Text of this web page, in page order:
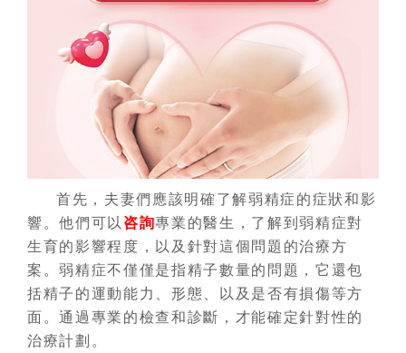
首先，夫妻們應該明確了解弱精症的症狀和影
響。他們可以 咨詢專業的醫生，了解到弱精症對
生育的影響程度，以及針對這個問題的治療方
案。弱精症不僅僅是指精子數量的問題，它還包
括精子的運動能力、形態、以及是否有損傷等方
面。通過專業的檢查和診斷，才能確定針對性的
治療計劃。